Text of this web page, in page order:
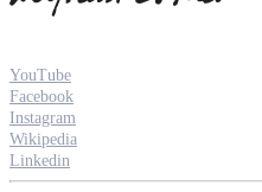
YouTube
Facebook
Instagram
Wikipedia
Linkedin